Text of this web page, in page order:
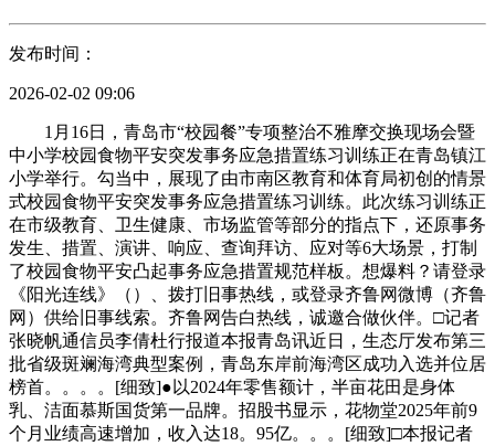
发布时间：
2026-02-02 09:06
1月16日，青岛市“校园餐”专项整治不雅摩交换现场会暨
中小学校园食物平安突发事务应急措置练习训练正在青岛镇江
小学举行。勾当中，展现了由市南区教育和体育局初创的情景
式校园食物平安突发事务应急措置练习训练。此次练习训练正
在市级教育、卫生健康、市场监管等部分的指点下，还原事务
发生、措置、演讲、响应、查询拜访、应对等6大场景，打制
了校园食物平安凸起事务应急措置规范样板。想爆料？请登录
《阳光连线》（）、拨打旧事热线，或登录齐鲁网微博（齐鲁
网）供给旧事线索。齐鲁网告白热线，诚邀合做伙伴。□记者
张晓帆通信员李倩杜行报道本报青岛讯近日，生态厅发布第三
批省级斑斓海湾典型案例，青岛东岸前海湾区成功入选并位居
榜首。。。。[细致]●以2024年零售额计，半亩花田是身体
乳、洁面慕斯国货第一品牌。招股书显示，花物堂2025年前9
个月业绩高速增加，收入达18。95亿。。。[细致]□本报记者